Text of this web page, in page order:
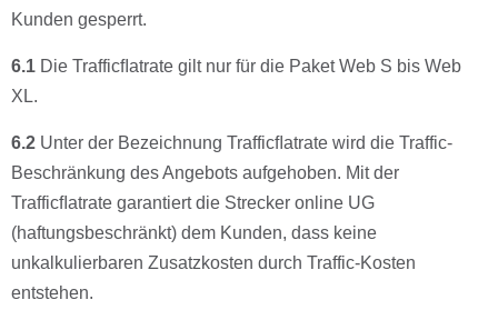
Kunden gesperrt.
6.1 Die Trafficﬂatrate gilt nur für die Paket Web S bis Web
XL.
6.2 Unter der Bezeichnung Trafficﬂatrate wird die Traffic-
Beschränkung des Angebots aufgehoben. Mit der
Trafficﬂatrate garantiert die Strecker online UG
(haftungsbeschränkt) dem Kunden, dass keine
unkalkulierbaren Zusatzkosten durch Traffic-Kosten
entstehen.